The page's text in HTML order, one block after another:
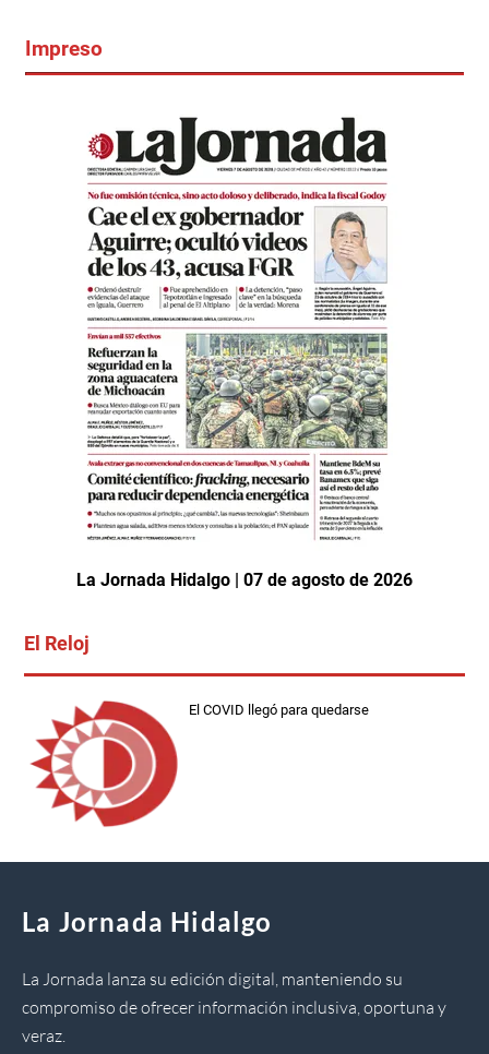
Impreso
La Jornada Hidalgo | 07 de agosto de 2026
El Reloj
El COVID llegó para quedarse
La Jornada Hidalgo
La Jornada lanza su edición digital, manteniendo su
compromiso de ofrecer información inclusiva, oportuna y
veraz.